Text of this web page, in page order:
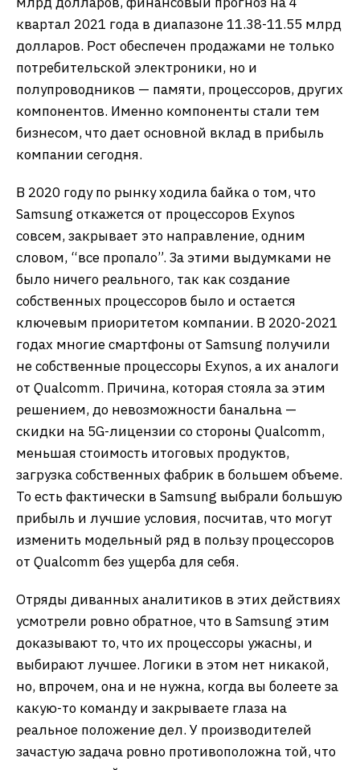
квартал 2021 года в диапазоне 11.38-11.55 млрд
долларов. Рост обеспечен продажами не только
потребительской электроники, но и
полупроводников — памяти, процессоров, других
компонентов. Именно компоненты стали тем
бизнесом, что дает основной вклад в прибыль
компании сегодня.
В 2020 году по рынку ходила байка о том, что
Samsung откажется от процессоров Exynos
совсем, закрывает это направление, одним
словом, “все пропало”. За этими выдумками не
было ничего реального, так как создание
собственных процессоров было и остается
ключевым приоритетом компании. В 2020-2021
годах многие смартфоны от Samsung получили
не собственные процессоры Exynos, а их аналоги
от Qualcomm. Причина, которая стояла за этим
решением, до невозможности банальна —
скидки на 5G-лицензии со стороны Qualcomm,
меньшая стоимость итоговых продуктов,
загрузка собственных фабрик в большем объеме.
То есть фактически в Samsung выбрали большую
прибыль и лучшие условия, посчитав, что могут
изменить модельный ряд в пользу процессоров
от Qualcomm без ущерба для себя.
Отряды диванных аналитиков в этих действиях
усмотрели ровно обратное, что в Samsung этим
доказывают то, что их процессоры ужасны, и
выбирают лучшее. Логики в этом нет никакой,
но, впрочем, она и не нужна, когда вы болеете за
какую-то команду и закрываете глаза на
реальное положение дел. У производителей
зачастую задача ровно противоположна той, что